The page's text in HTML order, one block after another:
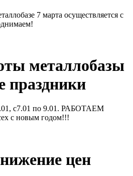
7 марта осуществляется с
металлобазы
праздники
с7.01 по 9.01. РАБОТАЕМ
с новым годом!!!
цен